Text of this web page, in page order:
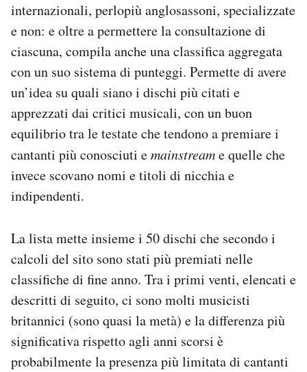
internazionali, perlopiù anglosassoni, specializzate
e non: e oltre a permettere la consultazione di
ciascuna, compila anche una classifica aggregata
con un suo sistema di punteggi. Permette di avere
un’idea su quali siano i dischi più citati e
apprezzati dai critici musicali, con un buon
equilibrio tra le testate che tendono a premiare i
cantanti più conosciuti emainstreame quelle che
invece scovano nomi e titoli di nicchia e
indipendenti.
La lista mette insieme i 50 dischi che secondo i
calcoli del sito sono stati più premiati nelle
classifiche di fine anno. Tra i primi venti, elencati e
descritti di seguito, ci sono molti musicisti
britannici (sono quasi la metà) e la differenza più
significativa rispetto agli anni scorsi è
probabilmente la presenza più limitata di cantanti